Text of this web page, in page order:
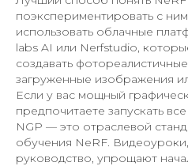
поэкспериментировать с
использовать облачные
labs AI или Nerfstudio,
создавать
загруженные изображения
Если у вас мощный
предпочитаете запускать
NGP — это отраслевой
обучения NeRF.
руководство, упрощают